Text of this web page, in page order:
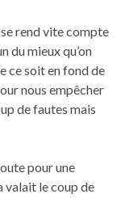
rend vite compte
du mieux qu’on
ce soit en fond de
nous empêcher
de fautes mais
pour une
valait le coup de